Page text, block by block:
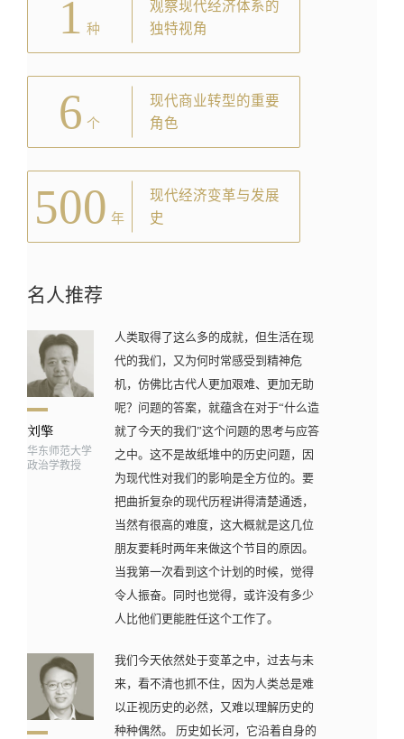
1 种
观察现代经济体系的
独特视角
6 个
现代商业转型的重要
角色
500 年
现代经济变革与发展
史
名人推荐
华东师范大学
政治学教授
人类取得了这么多的成就，但生活在现
代的我们，又为何时常感受到精神危
机，仿佛比古代人更加艰难、更加无助
呢？问题的答案，就蕴含在对于“什么造
就了今天的我们”这个问题的思考与应答
之中。这不是故纸堆中的历史问题，因
为现代性对我们的影响是全方位的。要
把曲折复杂的现代历程讲得清楚通透，
当然有很高的难度，这大概就是这几位
朋友要耗时两年来做这个节目的原因。
当我第一次看到这个计划的时候，觉得
令人振奋。同时也觉得，或许没有多少
人比他们更能胜任这个工作了。
我们今天依然处于变革之中，过去与未
来，看不清也抓不住，因为人类总是难
以正视历史的必然，又难以理解历史的
种种偶然。 历史如长河，它沿着自身的